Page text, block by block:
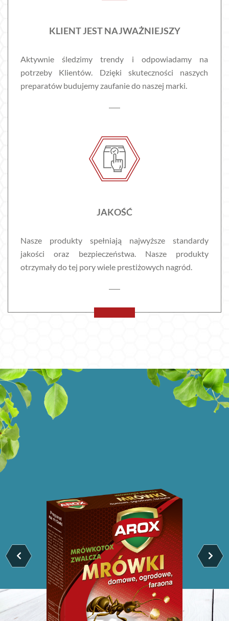
KLIENT JEST NAJWAŻNIEJSZY
Aktywnie śledzimy trendy i odpowiadamy na
potrzeby Klientów. Dzięki skuteczności naszych
preparatów budujemy zaufanie do naszej marki.
JAKOŚĆ
Nasze produkty spełniają najwyższe standardy
jakości oraz bezpieczeństwa. Nasze produkty
otrzymały do tej pory wiele prestiżowych nagród.